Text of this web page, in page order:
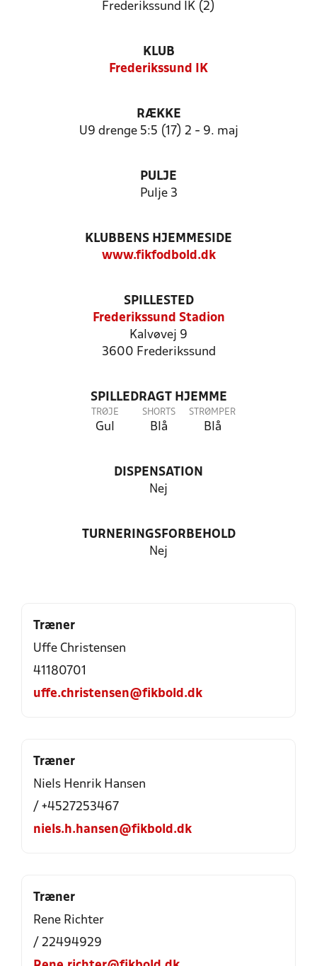
Frederikssund IK (2)
KLUB
Frederikssund IK
RÆKKE
U9 drenge 5:5 (17) 2 - 9. maj
PULJE
Pulje 3
KLUBBENS HJEMMESIDE
www.fikfodbold.dk
SPILLESTED
Frederikssund Stadion
Kalvøvej 9
3600 Frederikssund
SPILLEDRAGT HJEMME
TRØJE
Gul
SHORTS
Blå
STRØMPER
Blå
DISPENSATION
Nej
TURNERINGSFORBEHOLD
Nej
Træner
Uffe Christensen
41180701
uffe.christensen@fikbold.dk
Træner
Niels Henrik Hansen
/ +4527253467
niels.h.hansen@fikbold.dk
Træner
Rene Richter
/ 22494929